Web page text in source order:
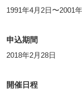
1991年4月2日〜2001
申込期間
2018年2月28日
開催日程